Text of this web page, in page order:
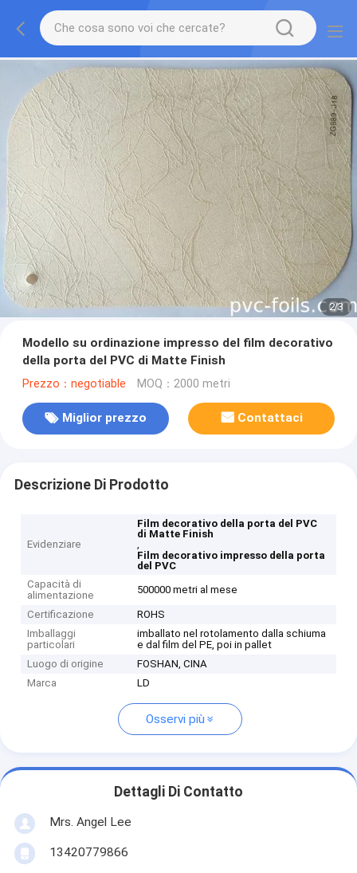
2/3
Modello su ordinazione impresso del film decorativo
della porta del PVC di Matte Finish
Prezzo：negotiable MOQ：2000 metri
Miglior prezzo Contattaci
Descrizione Di Prodotto
Evidenziare
Film decorativo della porta del PVC
di Matte Finish
,
Film decorativo impresso della porta
del PVC
Capacità di
alimentazione
500000 metri al mese
Certificazione
ROHS
Imballaggi
particolari
imballato nel rotolamento dalla schiuma
e dal film del PE, poi in pallet
Luogo di origine
FOSHAN, CINA
Marca
LD
Osservi più
Dettagli Di Contatto
Mrs. Angel Lee
13420779866